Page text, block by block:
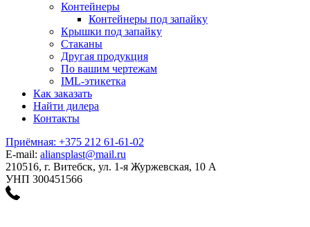
Контейнеры
Контейнеры под запайку
Крышки под запайку
Стаканы
Другая продукция
По вашим чертежам
IML-этикетка
Как заказать
Найти дилера
Контакты
Приёмная: +375 212 61-61-02
E-mail: aliansplast@mail.ru
210516, г. Витебск, ул. 1-я Журжевская, 10 А
УНП 300451566